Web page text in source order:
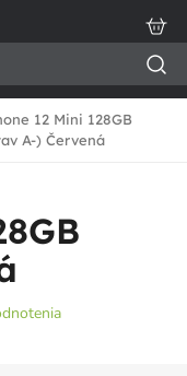
12 Mini 128GB
A-) Červená